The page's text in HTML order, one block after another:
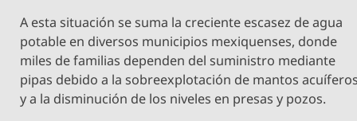
A esta situación se suma la creciente escasez de agua
potable en diversos municipios mexiquenses, donde
miles de familias dependen del suministro mediante
pipas debido a la sobreexplotación de mantos
y a la disminución de los niveles en presas y pozos.